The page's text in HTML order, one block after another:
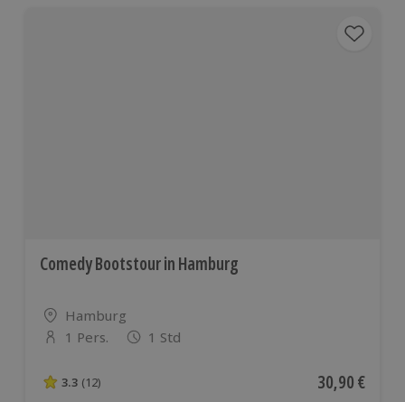
Comedy Bootstour in Hamburg
Standort
Hamburg
Anzahl der Teilnehmer
1 Pers. 1 Std
3.3 von 5 Sternen basierend auf 12 Bewertungen
3.3 (12) Aktueller
30,90 €